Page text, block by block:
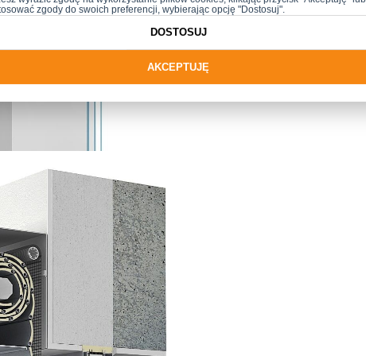
zgody do swoich preferencji, wybierając opcję "Dostosuj".
AKCEPTUJĘ
DOSTOSUJ